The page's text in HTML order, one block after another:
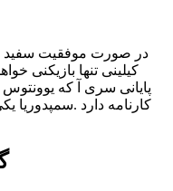
در صورت موفقیت سفید و
پایانی سری آ که
کارنامه دارد .سمپدوریا